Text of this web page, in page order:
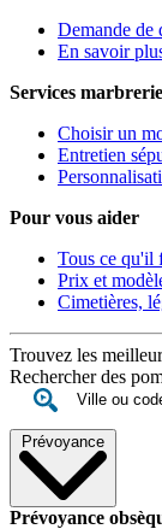
Demande de
En savoir
Services marbrerie
Choisir un
Entretien
Pour vous aider
Tous ce qu'il
Prix et
Cimetières,
Trouvez les
Rechercher des
Prévoyance
Prévoyance